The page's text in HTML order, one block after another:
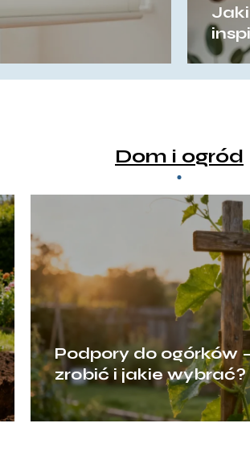
Dom i ogród
Podpory do ogórków
zrobić i jakie wybrać?